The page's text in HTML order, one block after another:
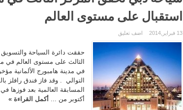
استقبال على مستوى العالم
13 فبراير,2014 اضف تعليق
حققت دائرة السياحة والتسويق
الثالث على مستوى العالم
في مدينة هامبورج الألمانية
التوالي . وقد فاز فندق رافلز
المسابقة العالمية بعد فوزها
أكتوبر من ... أكمل القراءة »